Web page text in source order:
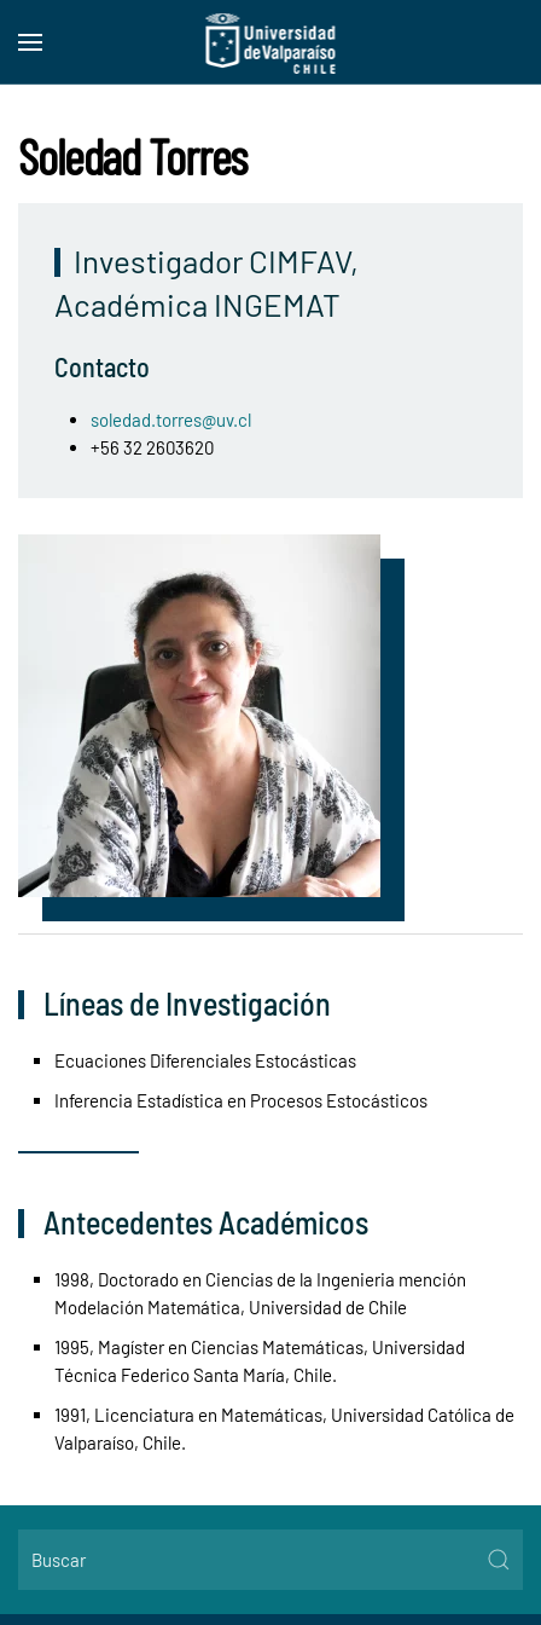
Skip to main content
Soledad Torres
Investigador CIMFAV,
Académica INGEMAT
Contacto
soledad.torres@uv.cl
+56 32 2603620
Líneas de Investigación
Ecuaciones Diferenciales Estocásticas
Inferencia Estadística en Procesos Estocásticos
Antecedentes Académicos
1998, Doctorado en Ciencias de la Ingenieria mención
Modelación Matemática, Universidad de Chile
1995, Magíster en Ciencias Matemáticas, Universidad
Técnica Federico Santa María, Chile.
1991, Licenciatura en Matemáticas, Universidad Católica de
Valparaíso, Chile.